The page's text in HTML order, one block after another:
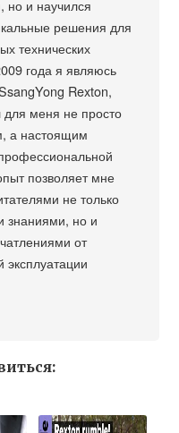
но и научился
решения для
технических
года я являюсь
Rexton,
для меня не просто
а настоящим
позволяет мне
не только
знаниями, но и
от
эксплуатации